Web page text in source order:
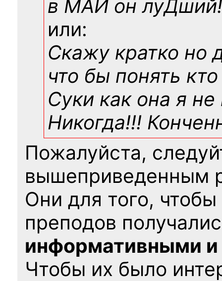
в МАИ он
или:
Скажу кратко но
что бы понять
Суки как она я не
Никогда!!!
Пожалуйста,
вышеприведенным
Они для того,
преподов
информативными
Чтобы их было